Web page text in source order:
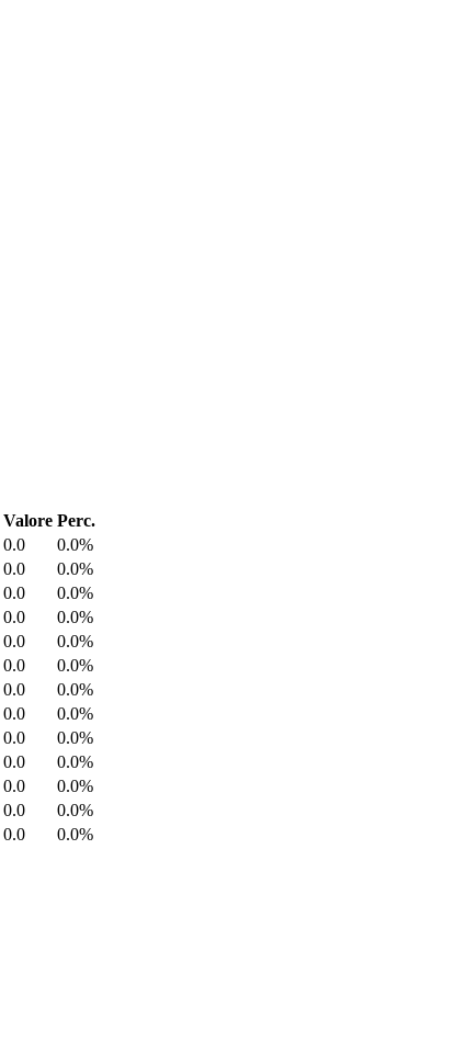
Valore Perc.
0.0
0.0%
0.0
0.0%
0.0
0.0%
0.0
0.0%
0.0
0.0%
0.0
0.0%
0.0
0.0%
0.0
0.0%
0.0
0.0%
0.0
0.0%
0.0
0.0%
0.0
0.0%
0.0
0.0%